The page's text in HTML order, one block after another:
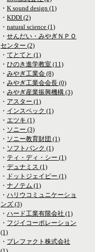
・ K sound design (1)
・ KDDI (2)
・ natural science (1)
・ せんだい・みやぎＮＰＯ
センター (2)
・ てとてと (1)
・ ひのき進学教室 (11)
・ みやぎ工業会 (8)
・ みやぎ工業会会長 (0)
・ みやぎ産業振興機構 (3)
・ アスター (1)
・ インスペック (1)
・ エツキ (1)
・ ソニー (3)
・ ソニー教育財団 (1)
・ ソフトバンク (1)
・ ティ・ディ・シー (1)
・ デュナミス (1)
・ ドットジェイピー (1)
・ ナノテム (1)
・ ハリウコミュニケーショ
ンズ (3)
・ ハード工業有限会社 (1)
・ フジイコーポレーション
(1)
・ プレファクト株式会社